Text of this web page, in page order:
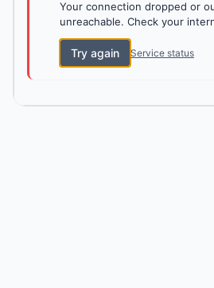
Your connection dropped or
unreachable. Check your
Try again Service status